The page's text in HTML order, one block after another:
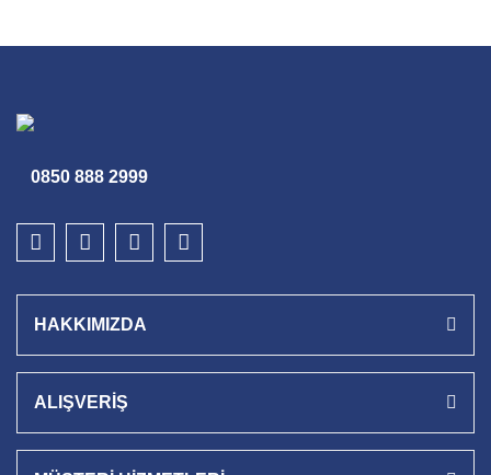
0850 888 2999
HAKKIMIZDA
ALIŞVERİŞ